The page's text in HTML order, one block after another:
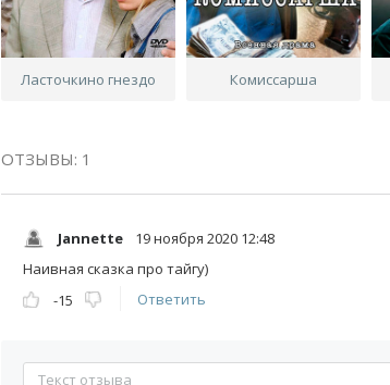
Ласточкино гнездо Комиссарша
ОТЗЫВЫ: 1
Jannette
19 ноября 2020 12:48
Наивная сказка про тайгу)
-15
Ответить